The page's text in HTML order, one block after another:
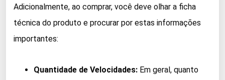
Adicionalmente, ao comprar, você deve olhar a ficha
técnica do produto e procurar por estas informações
importantes:
Quantidade de Velocidades: Em geral, quanto